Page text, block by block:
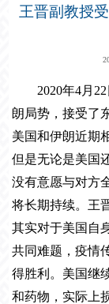
王晋副教授
2020年4月 22
朗局势，接受了
美国和伊朗近期
但是无论是美国
没有意愿与对方
将长期持续。王
其实对于美国自
共同难题，疫情
得胜利。美国继
和药物，实际上